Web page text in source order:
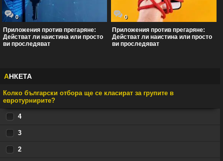
0
Приложения против прегаряне:
Действат ли наистина или просто
ви проследяват
0
Приложения против прегаряне:
Действат ли наистина или просто
ви проследяват
АНКЕТА
Колко български отбора ще се класират за групите в
евротурнирите?
4
3
2